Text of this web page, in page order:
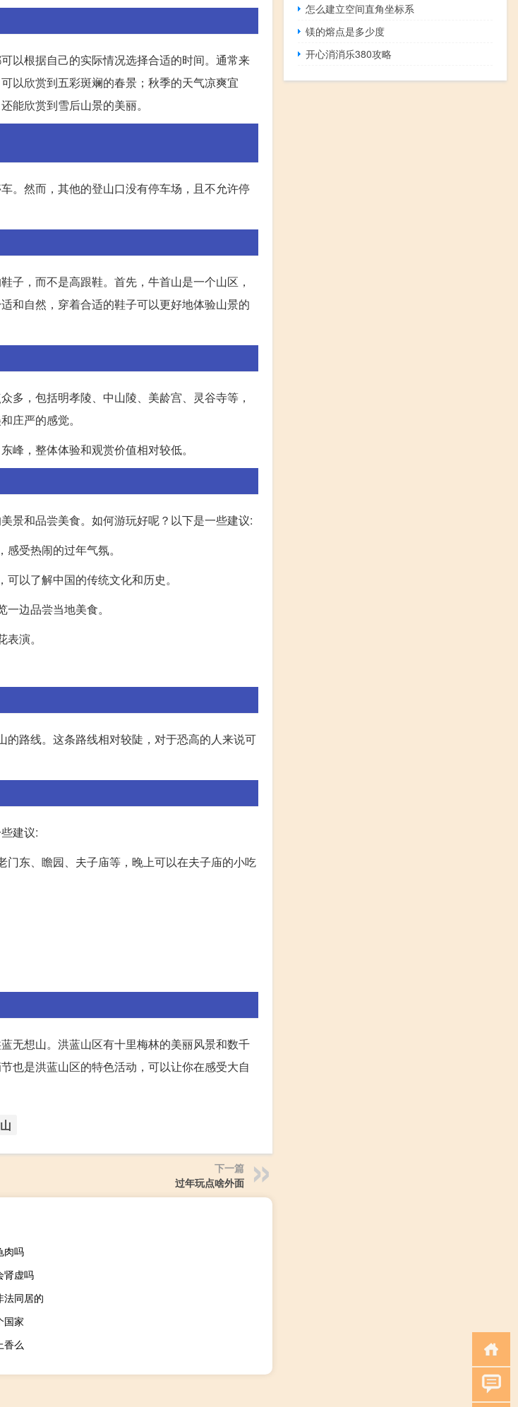
以根据自己的实际情况选择合适的时间。通常来
以欣赏到五彩斑斓的春景；秋季的天气凉爽宜
能欣赏到雪后山景的美丽。
。然而，其他的登山口没有停车场，且不允许停
子，而不是高跟鞋。首先，牛首山是一个山区，
和自然，穿着合适的鞋子可以更好地体验山景的
多，包括明孝陵、中山陵、美龄宫、灵谷寺等，
庄严的感觉。
峰，整体体验和观赏价值相对较低。
景和品尝美食。如何游玩好呢？以下是一些建议:
受热闹的过年气氛。
以了解中国的传统文化和历史。
边品尝当地美食。
演。
路线。这条路线相对较陡，对于恐高的人来说可
建议:
东、瞻园、夫子庙等，晚上可以在夫子庙的小吃
无想山。洪蓝山区有十里梅林的美丽风景和数千
也是洪蓝山区的特色活动，可以让你在感受大自
下一篇
过年玩点啥外面
肉吗
肾虚吗
法同居的
国家
香么
怎么建立空间直角坐标系
镁的熔点是多少度
开心消消乐380攻略